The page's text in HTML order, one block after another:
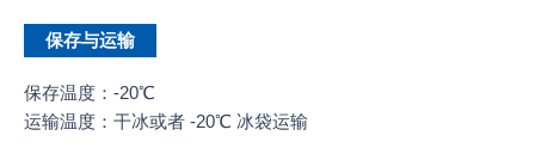
保存与运输
保存温度：-20℃
运输温度：干冰或者 -20℃ 冰袋运输